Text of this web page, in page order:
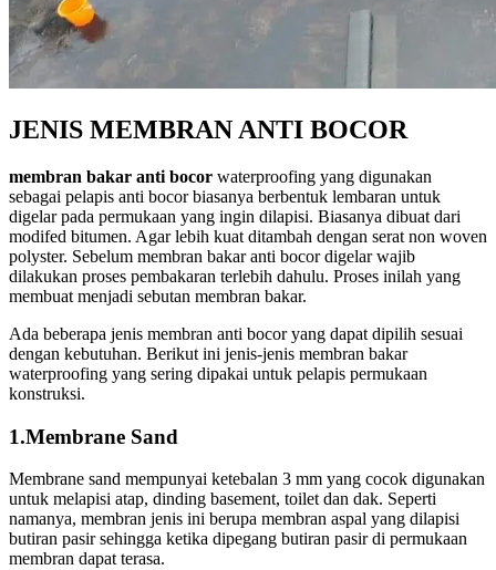
JENIS MEMBRAN ANTI BOCOR
membran bakar anti bocor waterproofing yang digunakan
sebagai pelapis anti bocor biasanya berbentuk lembaran untuk
digelar pada permukaan yang ingin dilapisi. Biasanya dibuat dari
modifed bitumen. Agar lebih kuat ditambah dengan serat non woven
polyster. Sebelum membran bakar anti bocor digelar wajib
dilakukan proses pembakaran terlebih dahulu. Proses inilah yang
membuat menjadi sebutan membran bakar.
Ada beberapa jenis membran anti bocor yang dapat dipilih sesuai
dengan kebutuhan. Berikut ini jenis-jenis membran bakar
waterproofing yang sering dipakai untuk pelapis permukaan
konstruksi.
1.Membrane Sand
Membrane sand mempunyai ketebalan 3 mm yang cocok digunakan
untuk melapisi atap, dinding basement, toilet dan dak. Seperti
namanya, membran jenis ini berupa membran aspal yang dilapisi
butiran pasir sehingga ketika dipegang butiran pasir di permukaan
membran dapat terasa.